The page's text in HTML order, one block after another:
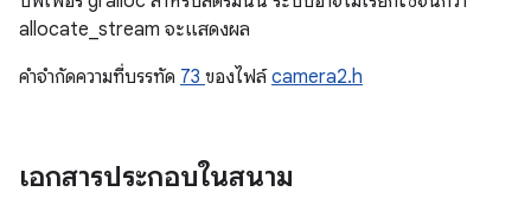
allocate_stream จะแสดงผล
คําจํากัดความที่บรรทัด 73 ของไฟล์camera2.h
เอกสารประกอบในสนาม